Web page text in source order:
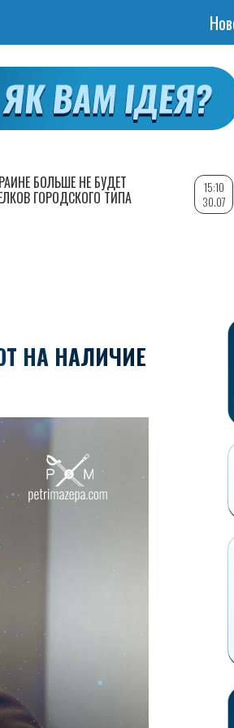
НА НАЛИЧИЕ
БОЛЬШЕ НЕ БУДЕТ
ГОРОДСКОГО ТИПА
15:10
30.07